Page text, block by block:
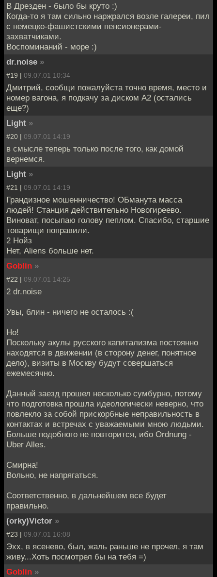
В Дрезден - было бы круто :)
Когда-то я там сильно наржрался возле галереи, пил
с немецко-фашистскими пенсионерами-
захватчиками.
Воспоминаний - море :)
dr.noise »
#19 | 09.07.01 10:34
Дмитрий, сообщи пожалуйста точно время, место и
номер вагона, я подкачу за диском A2 (остались
еще?)
Light »
#20 | 09.07.01 14:19
в смысле теперь только после того, как домой
вернемся.
Light »
#21 | 09.07.01 14:19
Грандизное мошенничество! ОБманута масса
людей! Станция действительно Новогиреево.
Виноват, посыпаю голову пеплом. Спасибо, старшие
товарищи поправили.
2 Нойз
Нет, Aliens больше нет.
Goblin »
#22 | 09.07.01 14:25
2 dr.noise
Увы, блин - ничего не осталось :(
Но!
Поскольку акулы русского капитализма постоянно
находятся в движении (в сторону денег, понятное
дело), визиты в Москву будут совершаться
ежемесячно.
Данный заезд прошел несколько сумбурно, потому
что подготовка прошла идеологически неверно, что
повлекло за собой прискорбные неправильность в
контактах и встречах с уважаемыми мною людьми.
Больше подобного не повторится, ибо Ordnung -
Uber Alles.
Смирна!
Вольно, не напрягаться.
Соответственно, в дальнейшем все будет
правильно.
(orky)Victor »
#23 | 09.07.01 16:08
Эхх, в ясенево, был, жаль раньше не прочел, я там
живу...Хоть посмотрел бы на тебя =)
Goblin »